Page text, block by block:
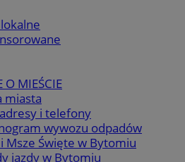
O MIEŚCIE
miasta
i telefony
wywozu odpadów
Msze Święte w Bytomiu
jazdy w Bytomiu